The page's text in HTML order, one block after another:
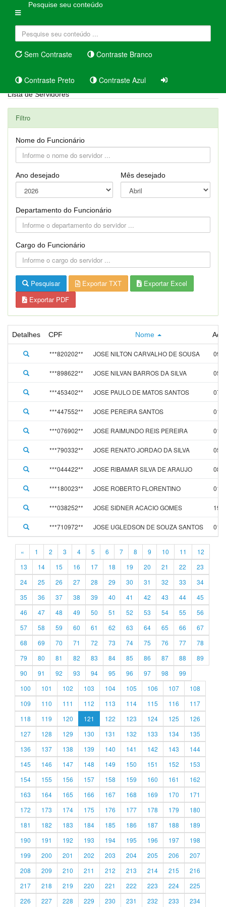
Pesquise seu conteúdo
Sem Contraste Contraste Branco
Contraste Preto Contraste Azul
Lista de Servidores
Filtro
Nome do Funcionário
Ano desejado Mês desejado
Departamento do Funcionário
Cargo do Funcionário
Pesquisar Exportar TXT
Exportar Excel
Exportar PDF
Detalhes CPF Nome
***820202** JOSE NILTON CARVALHO DE SOUSA 09/
***898622** JOSE NILVAN BARROS DA SILVA 05/
***453402** JOSE PAULO DE MATOS SANTOS 07/
***447552** JOSE PEREIRA SANTOS 01/
***076902** JOSE RAIMUNDO REIS PEREIRA 01/
***790332** JOSE RENATO JORDAO DA SILVA 05/
***044422** JOSE RIBAMAR SILVA DE ARAUJO 08/
***180023** JOSE ROBERTO FLORENTINO 01/
***038252** JOSE SIDNER ACACIO GOMES 19/
***710972** JOSE UGLEDSON DE SOUZA SANTOS 01/
« 1 2 3 4 5 6 7 8 9 10 11
12
13
14 15 16 17 18 19 20 21 22
23
24
25 26 27 28 29 30 31 32 33
34
35
36 37 38 39 40 41 42 43 44
45
46
47 48 49 50 51 52 53 54 55
56
57
58 59 60 61 62 63 64 65 66
67
68
69 70 71 72 73 74 75 76 77
78
79
80 81 82 83 84 85 86 87 88
89
90
91 92 93 94 95 96 97 98
99
100
101 102 103 104 105 106 107
108
109
110 111 112 113 114 115 116
117
118
119 120 121 122 123 124 125
126
127
128 129 130 131 132 133 134
135
136
137 138 139 140 141 142 143
144
145
146 147 148 149 150 151 152
153
154
155 156 157 158 159 160 161
162
163
164 165 166 167 168 169 170
171
172
173 174 175 176 177 178 179
180
181
182 183 184 185 186 187 188
189
190
191 192 193 194 195 196 197
198
199
200 201 202 203 204 205 206
207
208
209 210 211 212 213 214 215
216
217
218 219 220 221 222 223 224
225
226
227 228 229 230 231 232 233 234